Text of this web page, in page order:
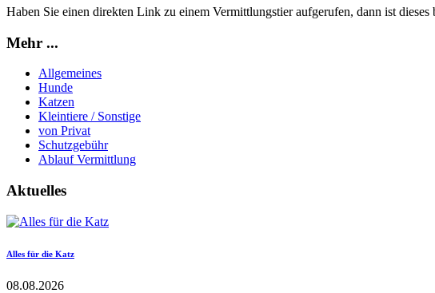
Haben Sie einen direkten Link zu einem Vermittlungstier aufgerufen, dann ist
Mehr ...
Allgemeines
Hunde
Katzen
Kleintiere / Sonstige
von Privat
Schutzgebühr
Ablauf Vermittlung
Aktuelles
Alles für die Katz
08.08.2026